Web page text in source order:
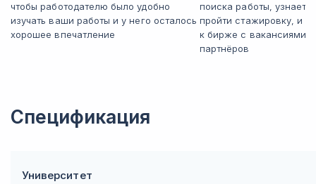
чтобы работодателю было удобно
изучать ваши работы и у него осталось
хорошее впечатление
поиска работы,
пройти стажировку, и
к бирже с вакансиями
партнёров
Спецификация
Университет